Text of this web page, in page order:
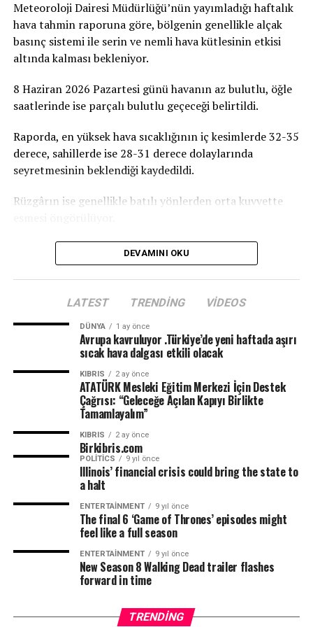
projesine destek olmaya davet ediyoruz” dedi.
Birçok Meslek Dalında Eğitim Verilecek
Merkezi’nde terzilik, ayakkabıcılık, kaynakçılık,
tesisatçılık, robotik kodlama, oto elektrik, oto kaporta,
verilmesi planlanıyor. Merkezin, KKTC’nin mesleki
eğitim altyapısına önemli katkılar sağlaması ve
gençlerin istihdam olanaklarını artırması hedefleniyor.
Meteoroloji Dairesi Müdürlüğü’nün yayımladığı haftalık
hava tahmin raporuna göre, bölgenin genellikle alçak
basınç sistemi ile serin ve nemli hava kütlesinin etkisi
altında kalması bekleniyor.
8 Haziran 2026 Pazartesi günü havanın az bulutlu, öğle
saatlerinde ise parçalı bulutlu geçeceği belirtildi.
Raporda, en yüksek hava sıcaklığının iç kesimlerde 32-35
derece, sahillerde ise 28-31 derece dolaylarında
seyretmesinin beklendiği kaydedildi.
Rüzgârın ise genellikle batılı yönlerden orta kuvvette
DEVAMINI OKU
LATEST TRENDING VIDEOS
DÜNYA 1 ay önce
Avrupa kavruluyor .Türkiye’de yeni haftada aşırı
sıcak hava dalgası etkili olacak
KIBRIS 2 ay önce
ATATÜRK Mesleki Eğitim Merkezi İçin Destek
Çağrısı: “Geleceğe Açılan Kapıyı Birlikte
Tamamlayalım”
KIBRIS 2 ay önce
Birkibris.com
POLITICS 9 yıl önce
Illinois’ financial crisis could bring the state to
a halt
ENTERTAINMENT 9 yıl önce
The final 6 ‘Game of Thrones’ episodes might
feel like a full season
ENTERTAINMENT 9 yıl önce
New Season 8 Walking Dead trailer flashes
forward in time
TRENDING